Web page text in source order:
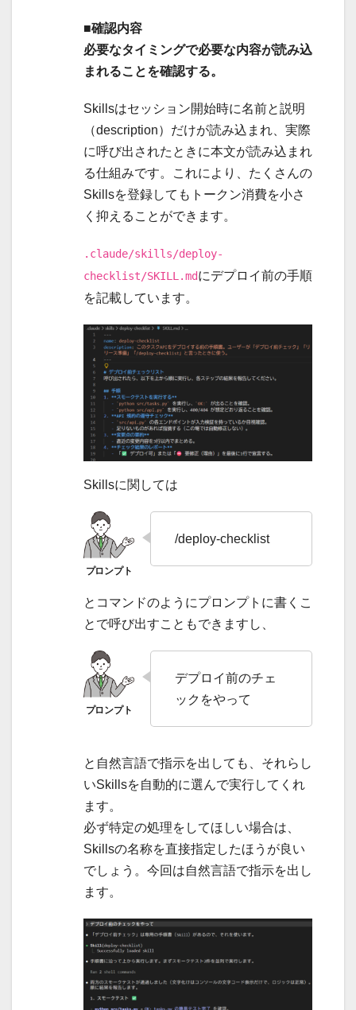
■確認内容
必要なタイミングで必要な内容が読み込
まれることを確認する。
Skillsはセッション開始時に名前と説明
（description）だけが読み込まれ、実際
に呼び出されたときに本文が読み込まれ
る仕組みです。これにより、たくさんの
Skillsを登録してもトークン消費を小さ
く抑えることができます。
.claude/skills/deploy-
checklist/SKILL.mdにデプロイ前の手順
を記載しています。
Skillsに関しては
/deploy-checklist
とコマンドのようにプロンプトに書くこ
とで呼び出すこともできますし、
デプロイ前のチェ
ックをやって
と自然言語で指示を出しても、それらし
いSkillsを自動的に選んで実行してくれ
ます。
必ず特定の処理をしてほしい場合は、
Skillsの名称を直接指定したほうが良い
でしょう。今回は自然言語で指示を出し
ます。